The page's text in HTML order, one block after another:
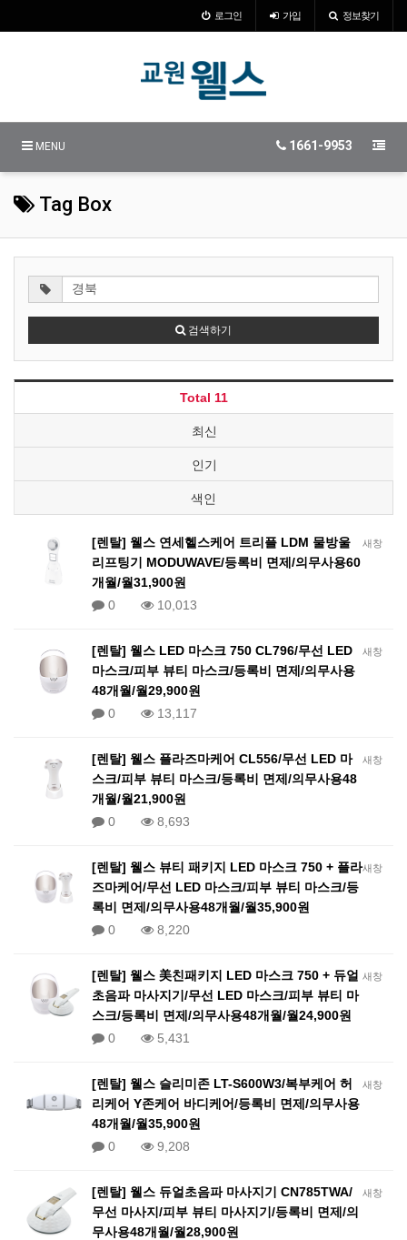
로그인 가입 정보찾기
MENU 1661-9953
Tag Box
검색하기
Total 11
최신
인기
색인
새창
[렌탈] 웰스 연세헬스케어 트리플 LDM 물방울
리프팅기 MODUWAVE/등록비 면제/의무사용60
개월/월31,900원
0
10,013
새창
[렌탈] 웰스 LED 마스크 750 CL796/무선 LED
마스크/피부 뷰티 마스크/등록비 면제/의무사용
48개월/월29,900원
0
13,117
새창
[렌탈] 웰스 플라즈마케어 CL556/무선 LED 마
스크/피부 뷰티 마스크/등록비 면제/의무사용48
개월/월21,900원
0
8,693
새창
[렌탈] 웰스 뷰티 패키지 LED 마스크 750 + 플라
즈마케어/무선 LED 마스크/피부 뷰티 마스크/등
록비 면제/의무사용48개월/월35,900원
0
8,220
새창
[렌탈] 웰스 美친패키지 LED 마스크 750 + 듀얼
초음파 마사지기/무선 LED 마스크/피부 뷰티 마
스크/등록비 면제/의무사용48개월/월24,900원
0
5,431
새창
[렌탈] 웰스 슬리미존 LT-S600W3/복부케어 허
리케어 Y존케어 바디케어/등록비 면제/의무사용
48개월/월35,900원
0
9,208
새창
[렌탈] 웰스 듀얼초음파 마사지기 CN785TWA/
무선 마사지/피부 뷰티 마사지기/등록비 면제/의
무사용48개월/월28,900원